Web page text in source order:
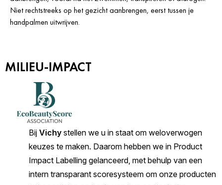
Niet rechtstreeks op het gezicht aanbrengen, eerst tussen je
handpalmen uitwrijven.
MILIEU-IMPACT